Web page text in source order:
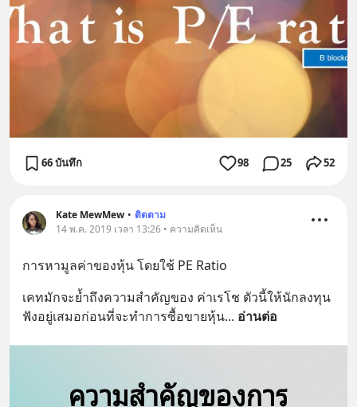
66 บันทึก 98 25 52
Kate MewMew • ติดตาม
14 พ.ค. 2019 เวลา 13:26 • ความคิดเห็น
การหามูลค่าของหุ้น โดยใช้ PE Ratio
เคทมักจะย้ำถึงความสำคัญของ ค่าเรโช ตัวนี้ให้นักลงทุน
ฟังอยู่เสมอก่อนที่จะทำการซื้อขายหุ้น... อ่านต่อ